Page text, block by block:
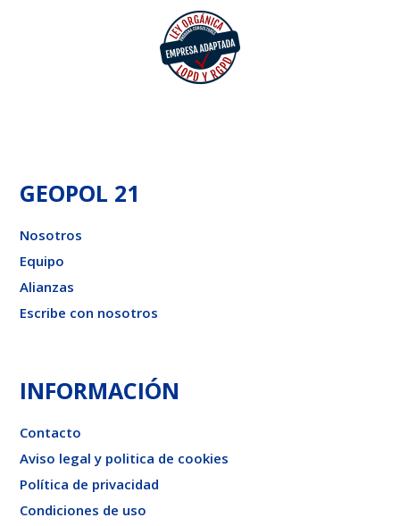
GEOPOL 21
Nosotros
Equipo
Alianzas
Escribe con nosotros
INFORMACIÓN
Contacto
Aviso legal y politica de cookies
Política de privacidad
Condiciones de uso